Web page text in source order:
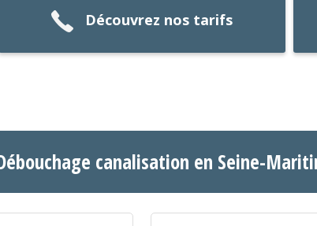
Découvrez nos tarifs
canalisation en Seine-